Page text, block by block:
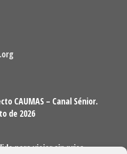
CAUMAS – Canal Sénior.
de 2026
para viajar sin prisa